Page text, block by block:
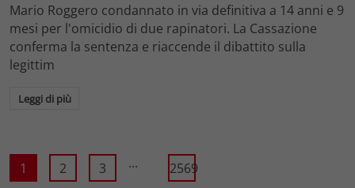
Mario Roggero condannato in via definitiva a 14 anni e 9
mesi per l'omicidio di due rapinatori. La Cassazione
conferma la sentenza e riaccende il dibattito sulla
legittim
Leggi di più
1 2 3 ... 2569